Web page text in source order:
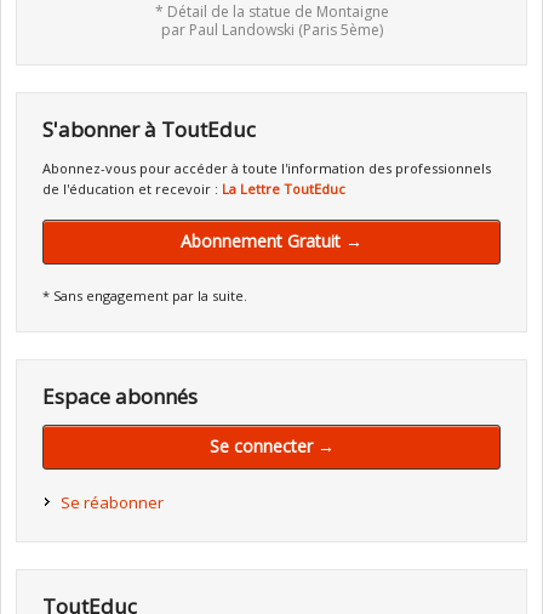
* Détail de la statue de Montaigne
par Paul Landowski (Paris 5ème)
S'abonner à ToutEduc
Abonnez-vous pour accéder à toute l'information des professionnels
de l'éducation et recevoir : La Lettre ToutEduc
Abonnement Gratuit →
* Sans engagement par la suite.
Espace abonnés
Se connecter →
Se réabonner
ToutEduc